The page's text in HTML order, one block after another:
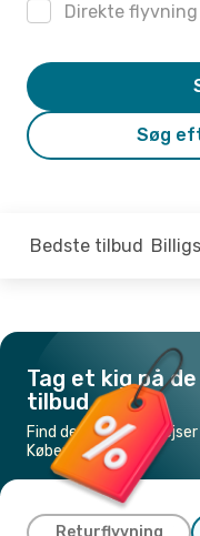
Direkte flyvning
Søg
Bedste tilbud
Tag et kig på
tilbud
Find de billigste
København
Returflyvning